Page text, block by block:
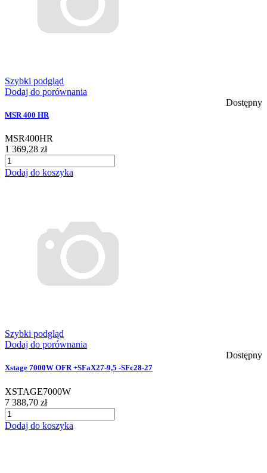
Szybki podgląd
Dodaj do porównania
Dostępny
MSR 400 HR
MSR400HR
1 369,28 zł
Dodaj do koszyka
Szybki podgląd
Dodaj do porównania
Dostępny
Xstage 7000W OFR +SFaX27-9,5 -SFc28-27
XSTAGE7000W
7 388,70 zł
Dodaj do koszyka